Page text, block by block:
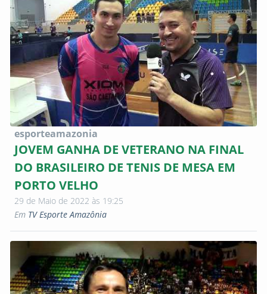
esporteamazonia
JOVEM GANHA DE VETERANO NA FINAL
DO BRASILEIRO DE TENIS DE MESA EM
PORTO VELHO
29 de Maio de 2022 às 19:25
Em TV Esporte Amazônia